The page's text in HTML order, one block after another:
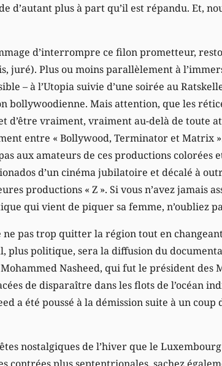
d’autant plus à part qu’il est répandu. Et,
d’interrompre ce filon prometteur,
juré). Plus ou moins parallèlement à
– à l’Utopia suivie d’une soirée au
bollywoodienne. Mais attention, que les
d’être vraiment, vraiment au-delà de toute
entre « Bollywood, Terminator et Matrix
aux amateurs de ces productions colorées
d’un cinéma jubilatoire et décalé à
productions « Z ». Si vous n’avez jamais
qui vient de piquer sa femme, n’oubliez
ne pas trop quitter la région tout en
plus politique, sera la diffusion du
Nasheed, qui fut le président des
de disparaître dans les flots de l’océan
a été poussé à la démission suite à un
nostalgiques de l’hiver que le